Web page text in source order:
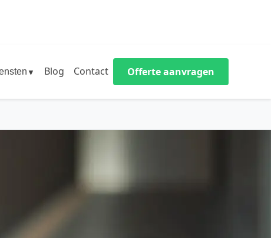
▼ Blog Contact Offerte aanvragen